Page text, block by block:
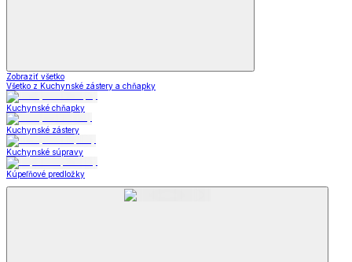
Zobraziť všetko
Všetko z Kuchynské zástery a chňapky
Kuchynské chňapky
Kuchynské zástery
Kuchynské súpravy
Kúpeľňové predložky